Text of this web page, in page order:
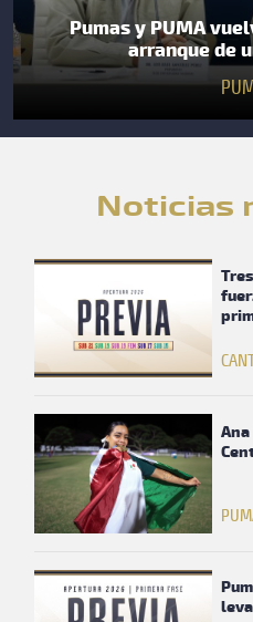
Pumas y PUMA
arranque de
Noticias